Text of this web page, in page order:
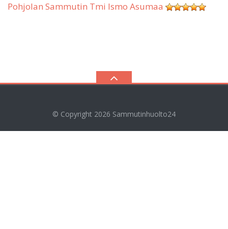
Pohjolan Sammutin Tmi Ismo Asumaa
© Copyright 2026 Sammutinhuolto24